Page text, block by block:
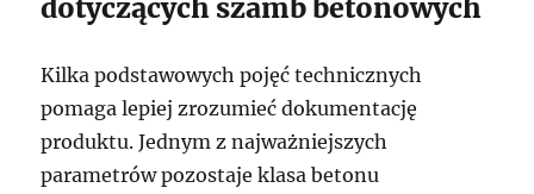
dotyczących szamb betonowych
Kilka podstawowych pojęć technicznych
pomaga lepiej zrozumieć dokumentację
produktu. Jednym z najważniejszych
parametrów pozostaje klasa betonu